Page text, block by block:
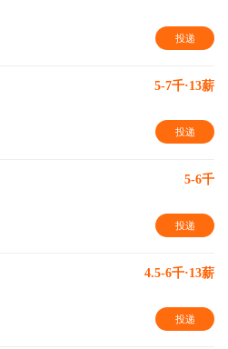
投递
5-7千·13薪
投递
5-6千
投递
4.5-6千·13薪
投递